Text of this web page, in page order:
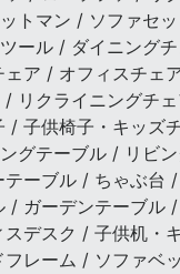
トマン / ソファセ
ール / ダイニング
ア / オフィスチェ
リクライニングチ
/ 子供椅子・キッズ
グテーブル / リビ
ーブル / ちゃぶ台
/ ガーデンテーブル
デスク / 子供机・
フレーム / ソファベ